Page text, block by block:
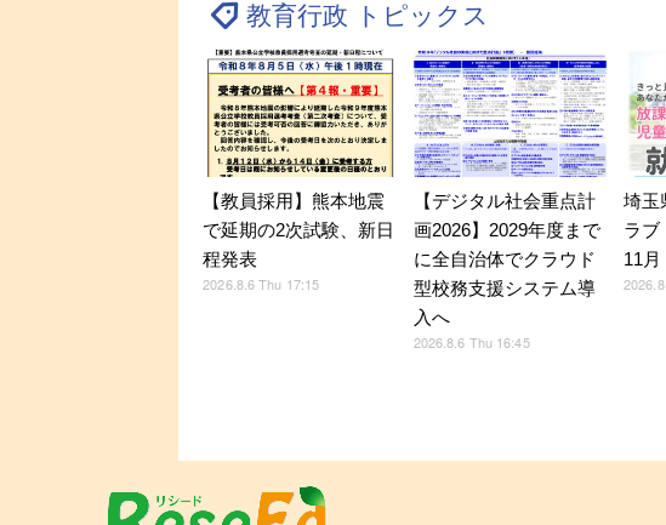
教育行政 トピックス
【教員採用】熊本地震
で延期の2次試験、新日
程発表
2026.8.6 Thu 17:15
【デジタル社会重点計
画2026】2029年度まで
に全自治体でクラウド
型校務支援システム導
入へ
2026.8.6 Thu 16:45
埼玉
ラブ
11月